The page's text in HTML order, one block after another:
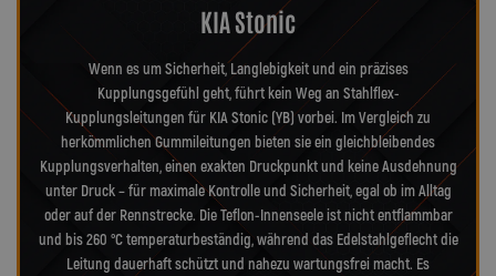
KIA Stonic
Wenn es um Sicherheit, Langlebigkeit und ein präzises
Kupplungsgefühl geht, führt kein Weg an Stahlflex-
Kupplungsleitungen für KIA Stonic (YB) vorbei. Im Vergleich zu
herkömmlichen Gummileitungen bieten sie ein gleichbleibendes
Kupplungsverhalten, einen exakten Druckpunkt und keine Ausdehnung
unter Druck – für maximale Kontrolle und Sicherheit, egal ob im Alltag
oder auf der Rennstrecke. Die Teflon-Innenseele ist nicht entflammbar
und bis 260 °C temperaturbeständig, während das Edelstahlgeflecht die
Leitung dauerhaft schützt und nahezu wartungsfrei macht. Es